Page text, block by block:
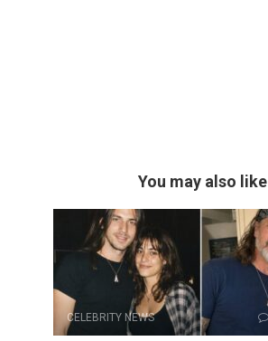
You may also like
CELEBRITY NEWS